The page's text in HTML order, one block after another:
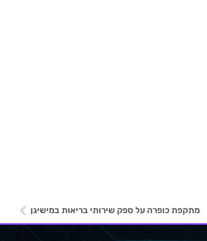
מתקפת כופרה על ספק שירותי בריאות במישיגן